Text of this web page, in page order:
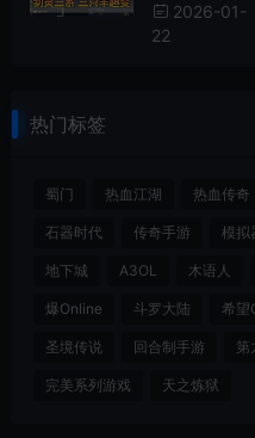
2026-01-
22
热门标签
蜀门 热血江湖 热血传奇
石器时代 传奇手游 模拟
地下城 A3OL 木语人
爆Online 斗罗大陆 希望
圣境传说 回合制手游 第
完美系列游戏 天之炼狱